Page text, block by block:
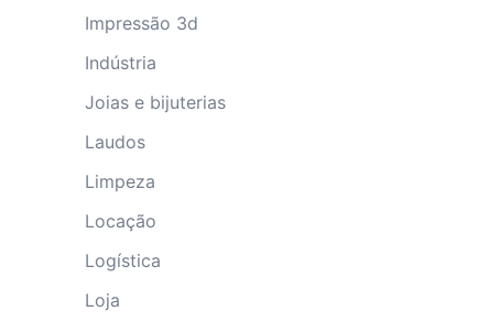
Impressão 3d
Indústria
Joias e bijuterias
Laudos
Limpeza
Locação
Logística
Loja